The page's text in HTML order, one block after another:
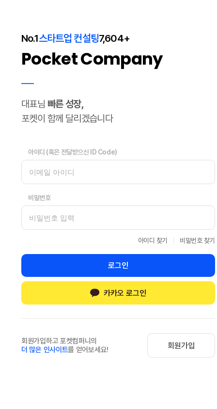
No.1스타트업 컨설팅7,604+
Pocket Company
대표님 빠른 성장,
포켓이 함께 달리겠습니다
아이디 (혹은 전달받으신 ID Code)
비밀번호
아이디 찾기 비밀번호 찾기
로그인
카카오 로그인
회원가입하고 포켓컴퍼니의
더 많은 인사이트를 얻어보세요! 회원가입